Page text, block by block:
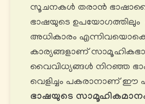
സൂചനകൾ തരാൻ
ഭാഷയുടെ ഉപയോഗത്തിലും
അധികാരം
കാര്യങ്ങളാണ്
വൈവിധ്യങ്ങൾ നിറഞ്ഞ
വെളിച്ചം പകരാനാണ് ഈ
ഭാഷയുടെ